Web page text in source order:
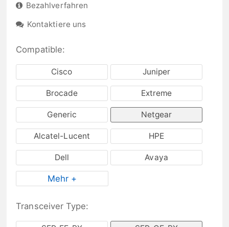
Bezahlverfahren
Kontaktiere uns
Compatible:
Cisco Juniper
Brocade Extreme
Generic Netgear
Alcatel-Lucent HPE
Dell Avaya
Mehr +
Transceiver Type: